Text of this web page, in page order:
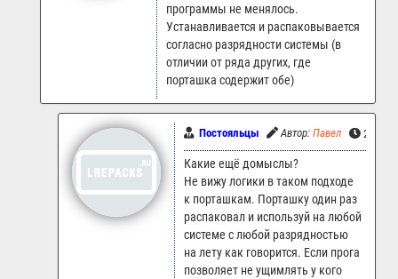
программы не менялось.
Устанавливается и распаковывается
согласно разрядности системы (в
отличии от ряда других, где
порташка содержит обе)
Постояльцы Автор: Павел
Какие ещё домыслы?
Не вижу логики в таком подходе
к порташкам. Порташку один раз
распаковал и используй на любой
системе с любой разрядностью
на лету как говорится. Если прога
позволяет не ущимлять у кого